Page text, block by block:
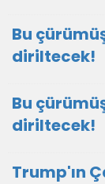
Bu
diriltecek!
Bu
diriltecek!
Trump'ın